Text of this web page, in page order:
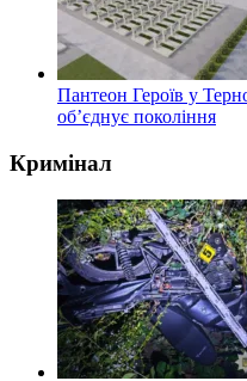
Пантеон Героїв у
об’єднує покоління
Кримінал